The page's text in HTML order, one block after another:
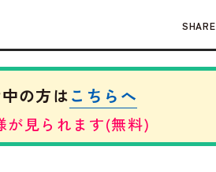
SHARE
の方はこちらへ
が見られます(無料)